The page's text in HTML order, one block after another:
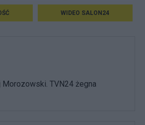
WIDEO SALON24
Morozowski. TVN24 żegna